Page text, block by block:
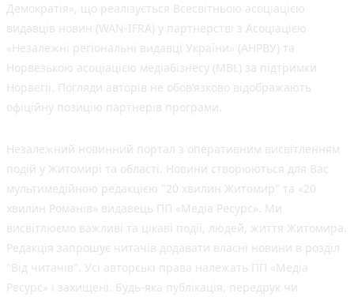
Демократія», що реалізується Всесвітньою асоціацією
видавців новин (WAN-IFRA) у партнерстві з Асоціацією
«Незалежні регіональні видавці України» (АНРВУ) та
Норвезькою асоціацією медіабізнесу (MBL) за підтримки
Норвегії. Погляди авторів не обов’язково відображають
офіційну позицію партнерів програми.
Незалежний новинний портал з оперативним висвітленням
подій у Житомирі та області. Новини створюються для Вас
мультимедійною редакцією "20 хвилин Житомир" та «20
хвилин Романів» видавець ПП «Медіа Ресурс». Ми
висвітлюємо важливі та цікаві події, людей, життя Житомира.
Редакція запрошує читачів додавати власні новини в розділ
"Від читачів". Усі авторські права належать ПП «Медіа
Ресурс» і захищені. Будь-яка публiкацiя, передрук чи